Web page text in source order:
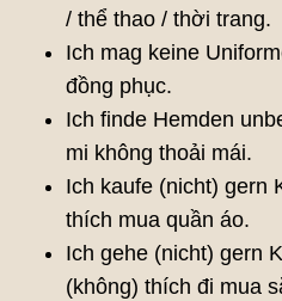
/ thể thao / thời trang.
Ich mag keine
đồng phục.
Ich finde Hemden
mi không thoải mái.
Ich kaufe (nicht) gern
thích mua quần áo.
Ich gehe (nicht) gern
(không) thích đi mua